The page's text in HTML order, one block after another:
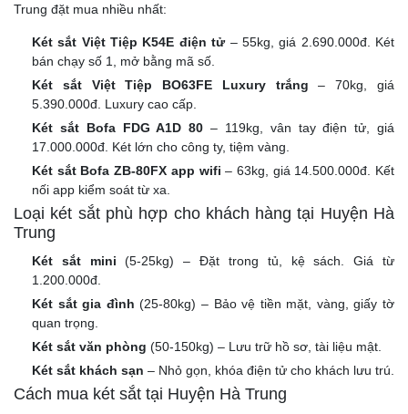
Trung đặt mua nhiều nhất:
Két sắt Việt Tiệp K54E điện tử– 55kg, giá 2.690.000đ. Két
bán chạy số 1, mở bằng mã số.
Két sắt Việt Tiệp BO63FE Luxury trắng – 70kg, giá
5.390.000đ. Luxury cao cấp.
Két sắt Bofa FDG A1D 80 – 119kg, vân tay điện tử, giá
17.000.000đ. Két lớn cho công ty, tiệm vàng.
Két sắt Bofa ZB-80FX app wifi – 63kg, giá 14.500.000đ. Kết
nối app kiểm soát từ xa.
Loại két sắt phù hợp cho khách hàng tại Huyện Hà
Trung
Két sắt mini (5-25kg) – Đặt trong tủ, kệ sách. Giá từ
1.200.000đ.
Két sắt gia đình (25-80kg) – Bảo vệ tiền mặt, vàng, giấy tờ
quan trọng.
Két sắt văn phòng (50-150kg) – Lưu trữ hồ sơ, tài liệu mật.
Két sắt khách sạn – Nhỏ gọn, khóa điện tử cho khách lưu trú.
Cách mua két sắt tại Huyện Hà Trung